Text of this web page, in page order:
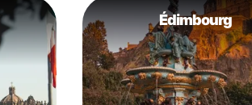
Édimbourg